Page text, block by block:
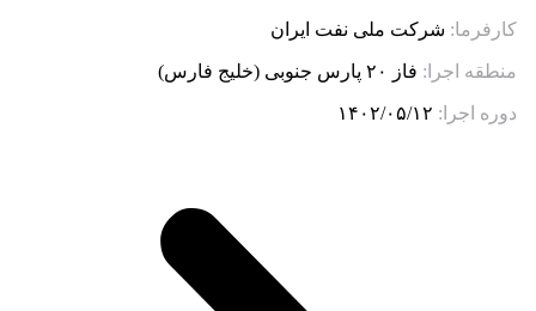
کارفرما: شرکت ملی نفت ایران
منطقه اجرا: فاز ۲۰ پارس جنوبی (خلیج فارس)
دوره اجرا: